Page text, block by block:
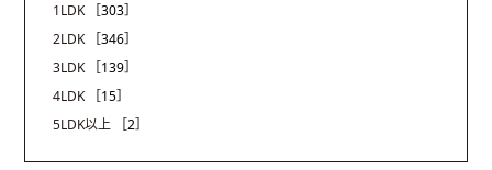
1LDK
［303］
2LDK
［346］
3LDK
［139］
4LDK
［15］
5LDK以上
［2］